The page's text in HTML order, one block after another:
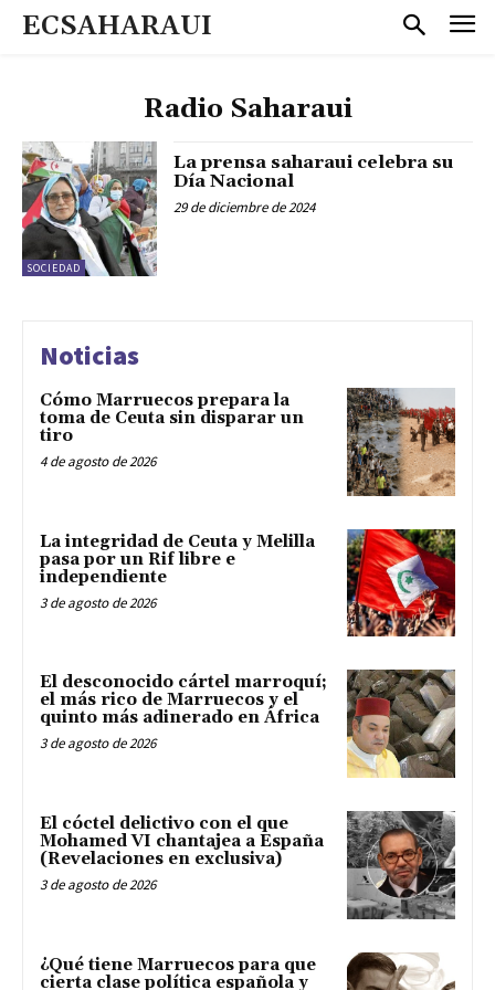
ECSAHARAUI
Radio Saharaui
SOCIEDAD
La prensa saharaui celebra su
Día Nacional
29 de diciembre de 2024
Noticias
Cómo Marruecos prepara la
toma de Ceuta sin disparar un
tiro
4 de agosto de 2026
La integridad de Ceuta y Melilla
pasa por un Rif libre e
independiente
3 de agosto de 2026
El desconocido cártel marroquí;
el más rico de Marruecos y el
quinto más adinerado en África
3 de agosto de 2026
El cóctel delictivo con el que
Mohamed VI chantajea a España
(Revelaciones en exclusiva)
3 de agosto de 2026
¿Qué tiene Marruecos para que
cierta clase política española y